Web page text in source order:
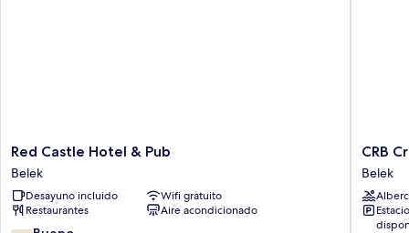
Red
Castle
Hotel
&
Pub
Red Castle Hotel & Pub
Belek
Desayuno incluido
Wifi gratuito
Restaurantes
Aire acondicionado
CRB
Crown
Belek
Health
CRB
Belek